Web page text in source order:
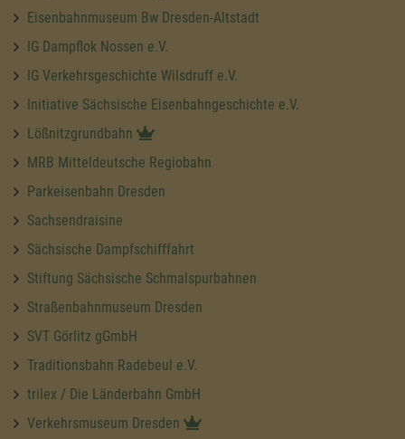
Eisenbahnmuseum Bw Dresden-Altstadt
IG Dampflok Nossen e.V.
IG Verkehrsgeschichte Wilsdruff e.V.
Initiative Sächsische Eisenbahngeschichte e.V.
Lößnitzgrundbahn
MRB Mitteldeutsche Regiobahn
Parkeisenbahn Dresden
Sachsendraisine
Sächsische Dampfschifffahrt
Stiftung Sächsische Schmalspurbahnen
Straßenbahnmuseum Dresden
SVT Görlitz gGmbH
Traditionsbahn Radebeul e.V.
trilex / Die Länderbahn GmbH
Verkehrsmuseum Dresden